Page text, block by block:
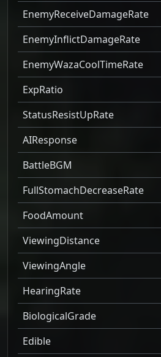
EnemyReceiveDamageRate
EnemyInflictDamageRate
EnemyWazaCoolTimeRate
ExpRatio
StatusResistUpRate
AIResponse
BattleBGM
FullStomachDecreaseRate
FoodAmount
ViewingDistance
ViewingAngle
HearingRate
BiologicalGrade
Edible